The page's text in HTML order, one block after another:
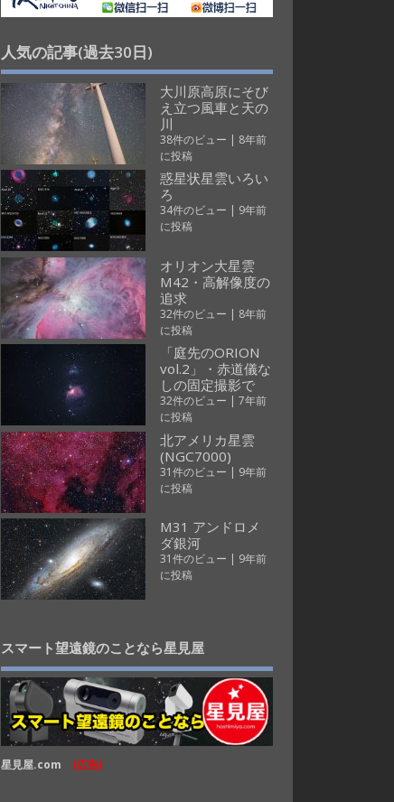
人気の記事(過去30日)
大川原高原にそび
え立つ風車と天の
川
38件のビュー | 8年前
に投稿
惑星状星雲いろい
ろ
34件のビュー | 9年前
に投稿
オリオン大星雲
M42・高解像度の
追求
32件のビュー | 8年前
に投稿
「庭先のORION
vol.2」・赤道儀な
しの固定撮影で
32件のビュー | 7年前
に投稿
北アメリカ星雲
(NGC7000)
31件のビュー | 9年前
に投稿
M31 アンドロメ
ダ銀河
31件のビュー | 9年前
に投稿
スマート望遠鏡のことなら星見屋
星見屋.com (広告)